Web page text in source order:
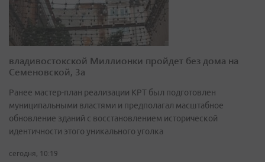
владивостокской Миллионки пройдет без дома на
Семеновской, 3а
Ранее мастер-план реализации КРТ был подготовлен
муниципальными властями и предполагал масштабное
обновление зданий с восстановлением исторической
идентичности этого уникального уголка
сегодня, 10:19